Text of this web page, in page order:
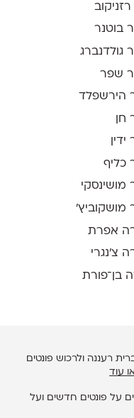
רזניקוב
בוטנר
גולדנברג
שפר
הירשפלד
חן
כליף
מושינסקי
מושקוביץ'
אפרת
צ׳נגרי
בן־פורת
רעננה ולרכוש פונטים
עוד
על פונטים חדשים ועל